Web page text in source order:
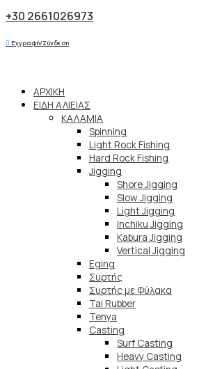
+30 2661026973
Εγγραφή/Σύνδεση
ΑΡΧΙΚΗ
ΕΙΔΗ ΑΛΙΕΙΑΣ
ΚΑΛΑΜΙΑ
Spinning
Light Rock Fishing
Hard Rock Fishing
Jigging
Shore Jigging
Slow Jigging
Light Jigging
Inchiku Jigging
Kabura Jigging
Vertical Jigging
Eging
Συρτής
Συρτής με Φύλακα
Tai Rubber
Tenya
Casting
Surf Casting
Heavy Casting